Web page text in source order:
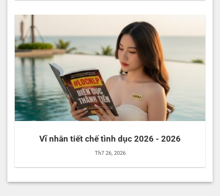
Vĩ nhân tiết chế tình dục 2026 - 2026
Th7 26, 2026